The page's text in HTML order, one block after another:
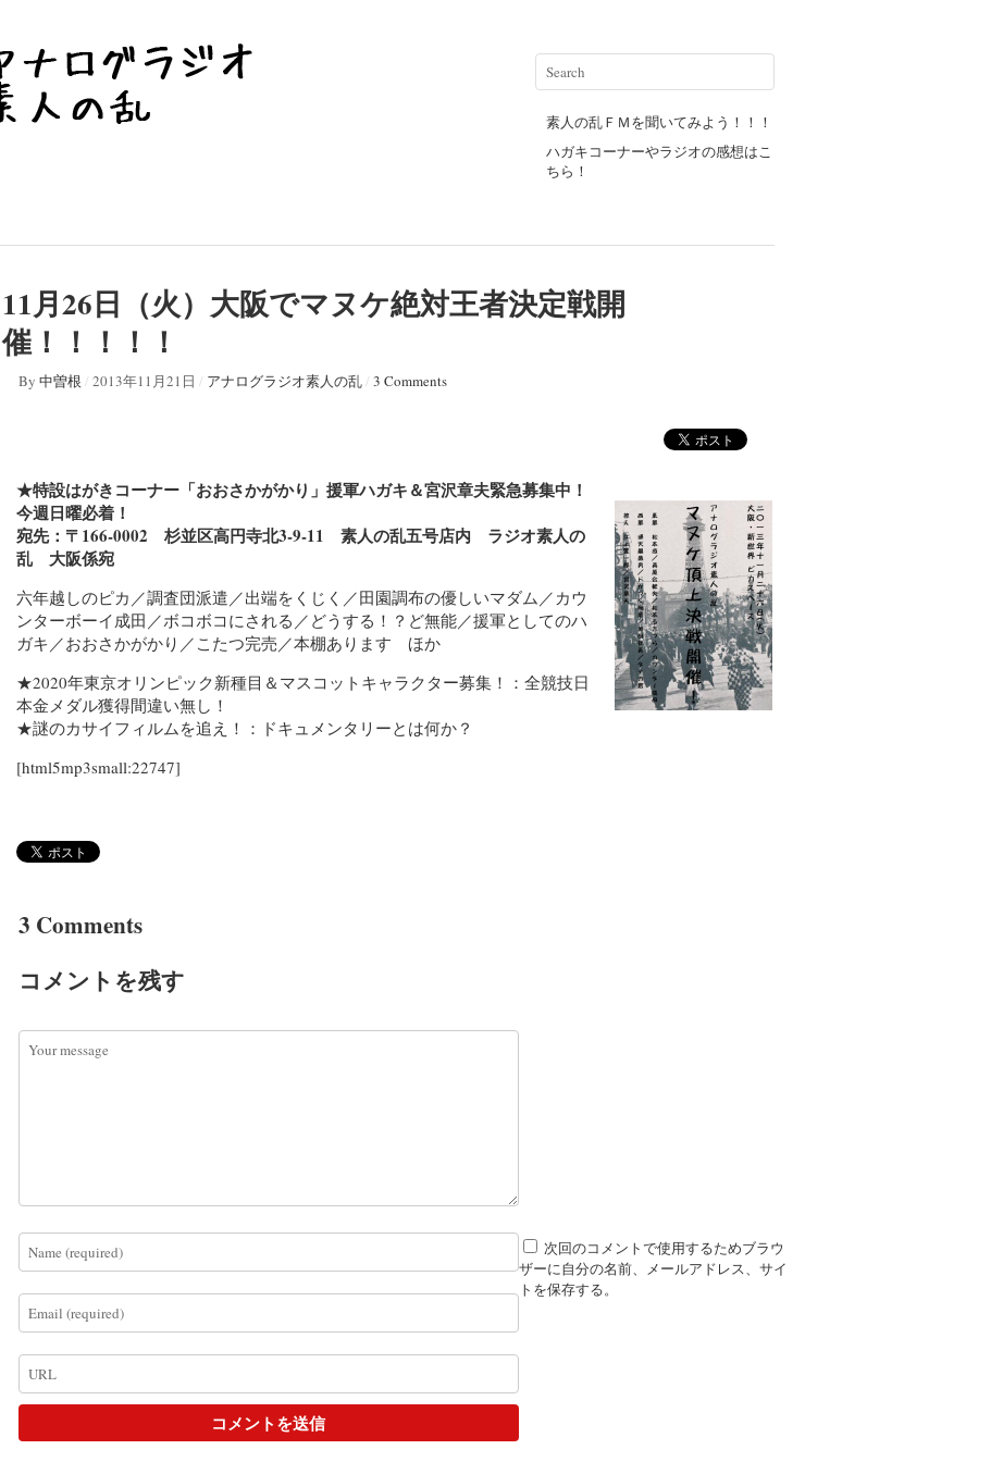
素人の乱ＦＭを聞いてみよう！！！
ハガキコーナーやラジオの感想はこ
ちら！
11月26日（火）大阪でマヌケ絶対王者決定戦開
催！！！！！
By 中曽根 / 2013年11月21日 / アナログラジオ素人の乱/ 3 Comments
★特設はがきコーナー「おおさかがかり」援軍ハガキ＆宮沢章夫緊急募集中！
今週日曜必着！
宛先：〒166-0002 杉並区高円寺北3-9-11 素人の乱五号店内 ラジオ素人の
乱 大阪係宛
六年越しのピカ／調査団派遣／出端をくじく／田園調布の優しいマダム／カウ
ンターボーイ成田／ボコボコにされる／どうする！？ど無能／援軍としてのハ
ガキ／おおさかがかり／こたつ完売／本棚あります ほか
★2020年東京オリンピック新種目＆マスコットキャラクター募集！：全競技日
本金メダル獲得間違い無し！
★謎のカサイフィルムを追え！：ドキュメンタリーとは何か？
[html5mp3small:22747]
3 Comments
コメントを残す
次回のコメントで使用するためブラウ
ザーに自分の名前、メールアドレス、サイ
トを保存する。